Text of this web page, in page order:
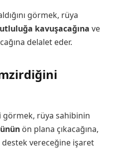
görmek, rüya
kavuşacağına ve
delalet eder.
görmek, rüya sahibinin
ön plana çıkacağına,
vereceğine işaret